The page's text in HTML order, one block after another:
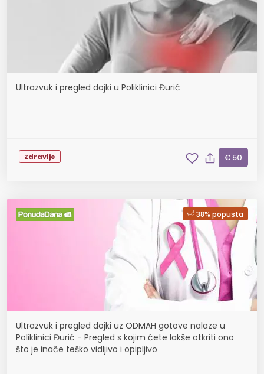
Ultrazvuk i pregled dojki u Poliklinici Đurić
Zdravlje € 50
38% popusta
Ultrazvuk i pregled dojki uz ODMAH gotove nalaze u
Poliklinici Đurić - Pregled s kojim ćete lakše otkriti ono
što je inače teško vidljivo i opipljivo